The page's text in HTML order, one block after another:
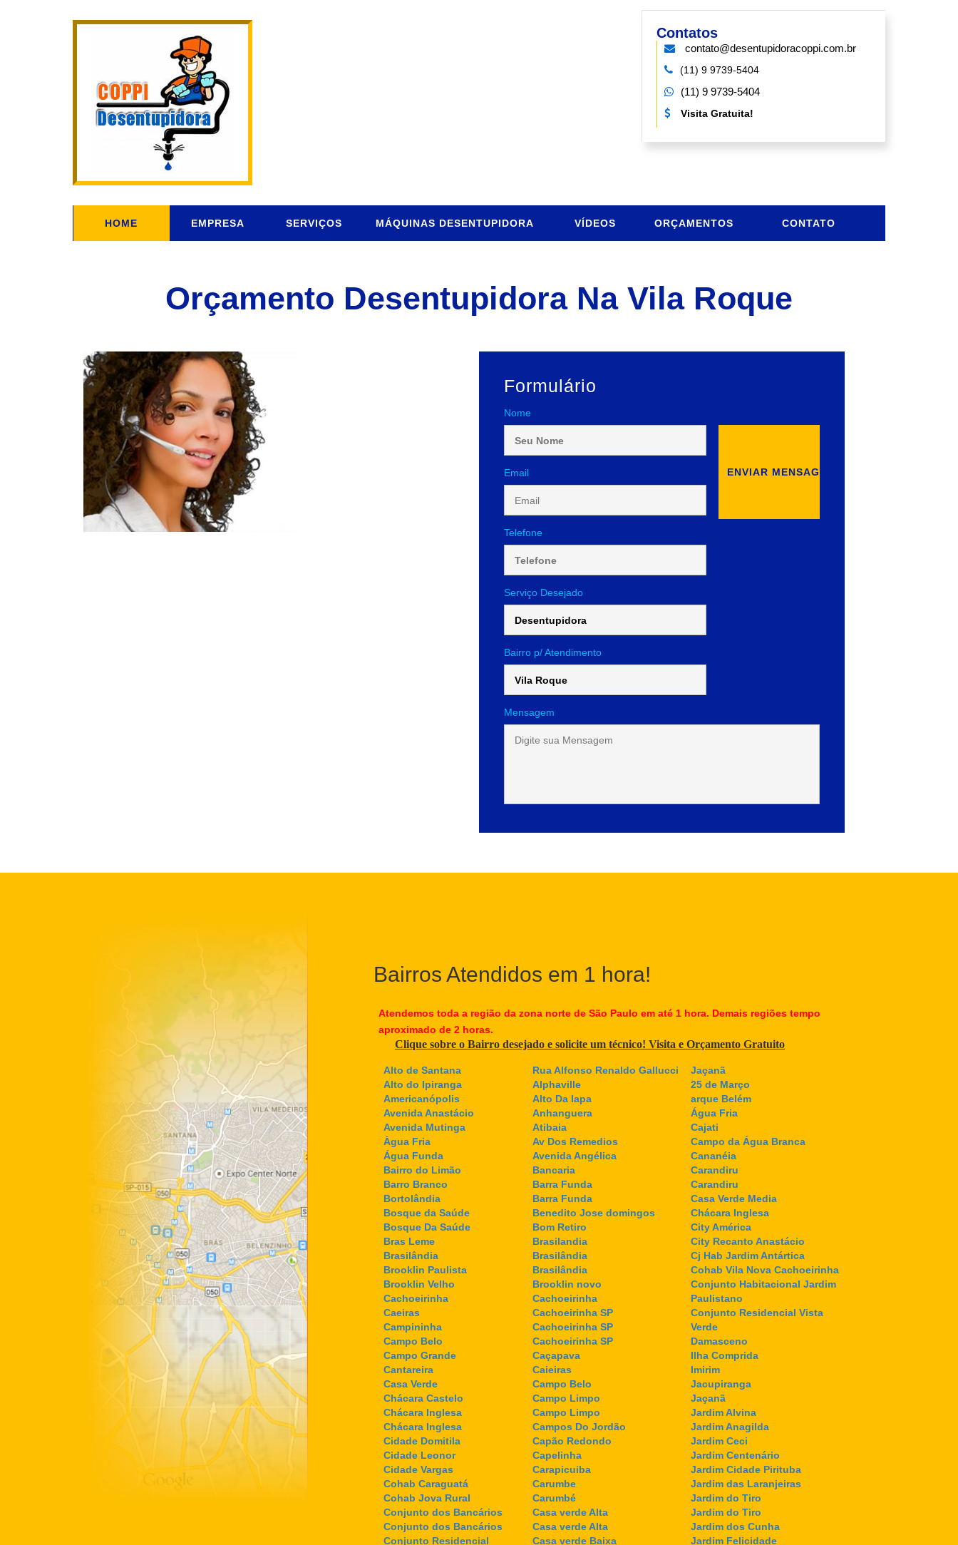
Contatos
contato@desentupidoracoppi.com.br
(11) 9 9739-5404
(11) 9 9739-5404
Visita Gratuita!
HOME EMPRESA SERVIÇOS MÁQUINAS DESENTUPIDORA VÍDEOS ORÇAMENTOS CONTATO
Orçamento Desentupidora Na Vila Roque
Formulário
Nome
Email
Telefone
Serviço Desejado
Bairro p/ Atendimento
Mensagem
Bairros Atendidos em 1 hora!
Atendemos toda a região da zona norte de São Paulo em até 1 hora. Demais regiões tempo
aproximado de 2 horas.
Clique sobre o Bairro desejado e solicite um técnico! Visita e Orçamento Gratuito
Alto de Santana
Alto do Ipiranga
Americanópolis
Avenida Anastácio
Avenida Mutinga
Àgua Fria
Água Funda
Bairro do Limão
Barro Branco
Bortolândia
Bosque da Saúde
Bosque Da Saúde
Bras Leme
Brasilândia
Brooklin Paulista
Brooklin Velho
Cachoeirinha
Caeiras
Campininha
Campo Belo
Campo Grande
Cantareira
Casa Verde
Chácara Castelo
Chácara Inglesa
Chácara Inglesa
Cidade Domitila
Cidade Leonor
Cidade Vargas
Cohab Caraguatá
Cohab Jova Rural
Conjunto dos Bancários
Conjunto dos Bancários
Conjunto Residencial
Rua Alfonso Renaldo Gallucci
Alphaville
Alto Da lapa
Anhanguera
Atibaia
Av Dos Remedios
Avenida Angélica
Bancaria
Barra Funda
Barra Funda
Benedito Jose domingos
Bom Retiro
Brasilandia
Brasilândia
Brasilândia
Brooklin novo
Cachoeirinha
Cachoeirinha SP
Cachoeirinha SP
Cachoeirinha SP
Caçapava
Caieiras
Campo Belo
Campo Limpo
Campo Limpo
Campos Do Jordão
Capão Redondo
Capelinha
Carapicuiba
Carumbe
Carumbé
Casa verde Alta
Casa verde Alta
Casa verde Baixa
Jaçanã
25 de Março
arque Belém
Água Fria
Cajati
Campo da Água Branca
Cananéia
Carandiru
Carandiru
Casa Verde Media
Chácara Inglesa
City América
City Recanto Anastácio
Cj Hab Jardim Antártica
Cohab Vila Nova Cachoeirinha
Conjunto Habitacional Jardim
Paulistano
Conjunto Residencial Vista
Verde
Damasceno
Ilha Comprida
Imirim
Jacupiranga
Jaçanã
Jardim Alvina
Jardim Anagilda
Jardim Ceci
Jardim Centenário
Jardim Cidade Pirituba
Jardim das Laranjeiras
Jardim do Tiro
Jardim do Tiro
Jardim dos Cunha
Jardim Felicidade